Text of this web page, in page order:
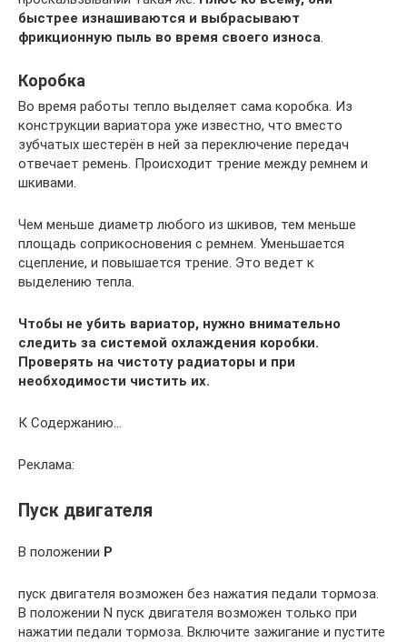
быстрее изнашиваются и выбрасывают
фрикционную пыль во время своего износа.
Коробка
Во время работы тепло выделяет сама коробка. Из
конструкции вариатора уже известно, что вместо
зубчатых шестерён в ней за переключение передач
отвечает ремень. Происходит трение между ремнем и
шкивами.
Чем меньше диаметр любого из шкивов, тем меньше
площадь соприкосновения с ремнем. Уменьшается
сцепление, и повышается трение. Это ведет к
выделению тепла.
Чтобы не убить вариатор, нужно внимательно
следить за системой охлаждения коробки.
Проверять на чистоту радиаторы и при
необходимости чистить их.
К Содержанию…
Реклама:
Пуск двигателя
В положении P
пуск двигателя возможен без нажатия педали тормоза.
В положении N пуск двигателя возможен только при
нажатии педали тормоза. Включите зажигание и пустите